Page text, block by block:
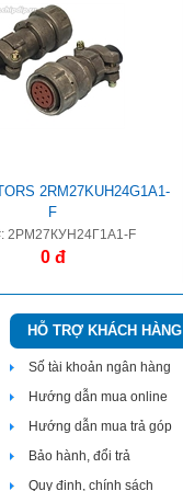
2RM27KUH24G1A1-
F
2РМ27КУН24Г1А1-F
0 đ
HỖ TRỢ KHÁCH HÀNG
Số tài khoản ngân hàng
Hướng dẫn mua online
Hướng dẫn mua trả góp
Bảo hành, đổi trả
Quy đinh, chính sách